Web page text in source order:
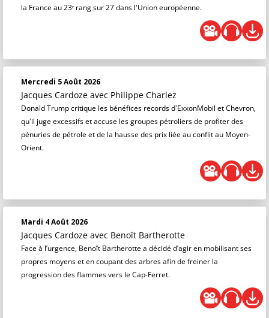
la France au 23ᵉ rang sur 27 dans l'Union européenne.
Mercredi 5 Août 2026
Jacques Cardoze avec Philippe Charlez
Donald Trump critique les bénéfices records d'ExxonMobil et Chevron,
qu'il juge excessifs et accuse les groupes pétroliers de profiter des
pénuries de pétrole et de la hausse des prix liée au conflit au Moyen-
Orient.
Mardi 4 Août 2026
Jacques Cardoze avec Benoît Bartherotte
Face à l’urgence, Benoît Bartherotte a décidé d’agir en mobilisant ses
propres moyens et en coupant des arbres afin de freiner la
progression des flammes vers le Cap-Ferret.